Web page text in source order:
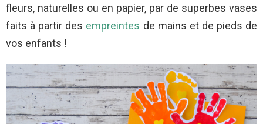
fleurs, naturelles ou en papier, par de superbes vases
faits à partir des empreintes de mains et de pieds de
vos enfants !